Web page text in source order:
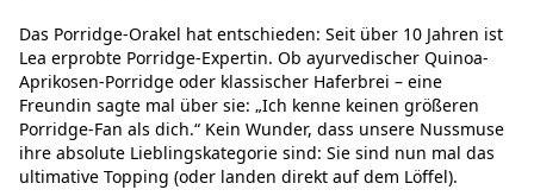
Das Porridge-Orakel hat entschieden: Seit über 10 Jahren ist
Lea erprobte Porridge-Expertin. Ob ayurvedischer Quinoa-
Aprikosen-Porridge oder klassischer Haferbrei – eine
Freundin sagte mal über sie: „Ich kenne keinen größeren
Porridge-Fan als dich.“ Kein Wunder, dass unsere Nussmuse
ihre absolute Lieblingskategorie sind: Sie sind nun mal das
ultimative Topping (oder landen direkt auf dem Löffel).